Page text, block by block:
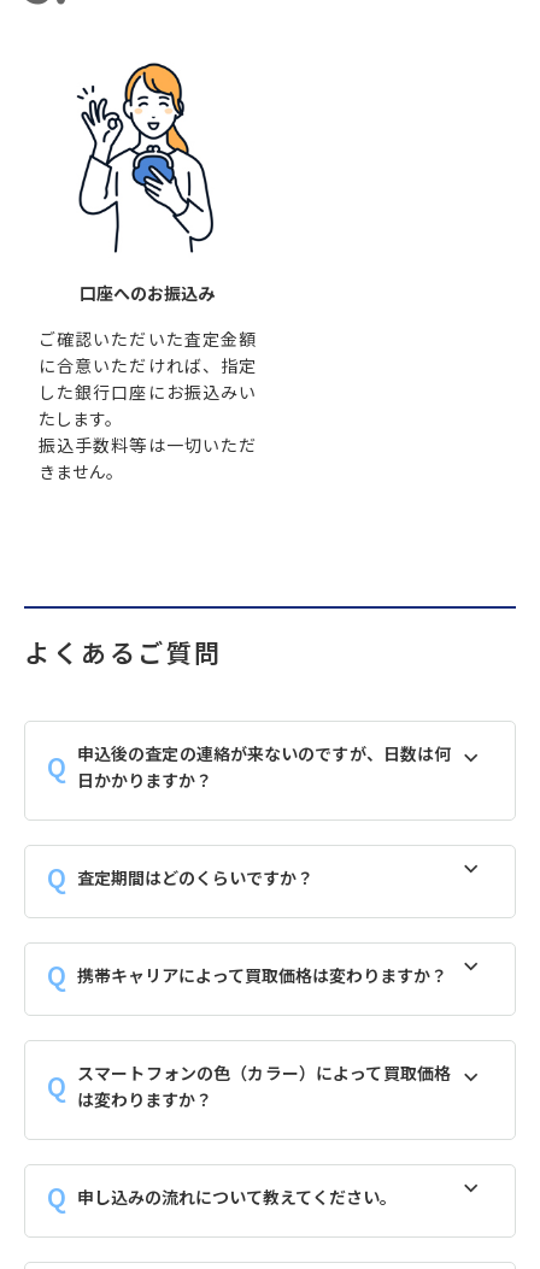
口座へのお振込み
ご確認いただいた査定金額
に合意いただければ、指定
した銀行口座にお振込みい
たします。
振込手数料等は一切いただ
きません。
よくあるご質問
申込後の査定の連絡が来ないのですが、日数は何
日かかりますか？
査定期間はどのくらいですか？
携帯キャリアによって買取価格は変わりますか？
スマートフォンの色（カラー）によって買取価格
は変わりますか？
申し込みの流れについて教えてください。